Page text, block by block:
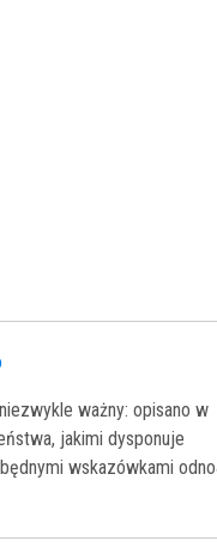
ważny: opisano w
jakimi dysponuje
wskazówkami